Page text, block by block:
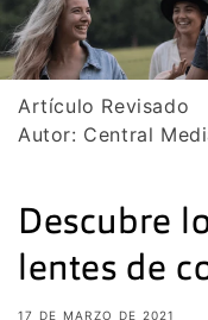
Artículo Revisado
Autor: Central
Descubre
lentes de
17 DE MARZO DE 2021